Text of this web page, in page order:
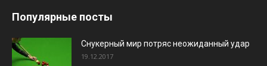
Популярные посты
Снукерный мир потряс неожиданный удар
19.12.2017